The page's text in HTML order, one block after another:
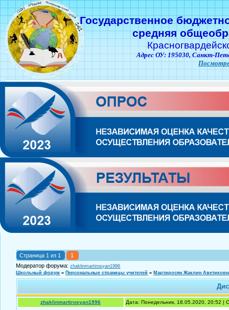
Государственное
средняя
Адрес ОУ: 195030, Санкт-
Страница 1 из 1
1
Модератор форума:zhaklinmartirosyan1996
Школьный форум » Персональные страницы учителей » Мартиросян Жаклин
zhaklinmartirosyan1996 Дата: Понедельник, 18.05.2020, 20:52 |